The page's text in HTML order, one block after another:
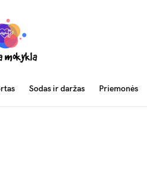
Sodas ir daržas Priemonės